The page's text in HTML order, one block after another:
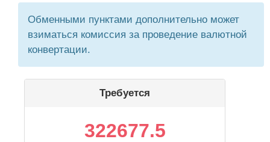
Обменными пунктами дополнительно может
взиматься комиссия за проведение валютной
конвертации.
Требуется
322677.5